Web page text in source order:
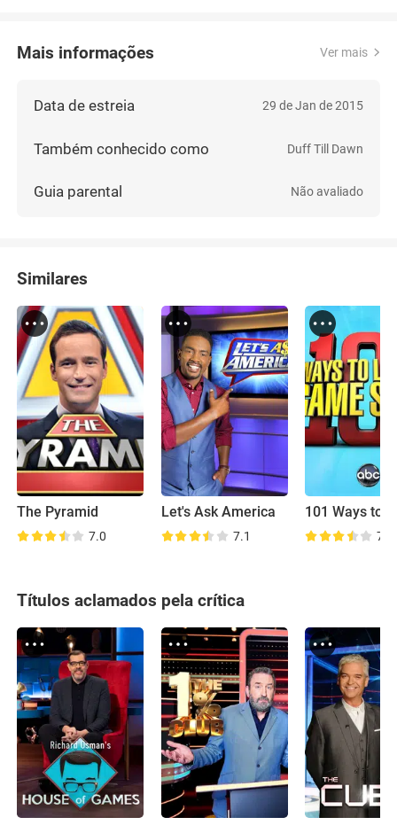
Mais informações Ver mais
Data de estreia 29 de Jan de 2015
Também conhecido como Duff Till Dawn
Guia parental Não avaliado
Similares
The Pyramid
7.0
Let's Ask America
7.1 7.4
Títulos aclamados pela crítica